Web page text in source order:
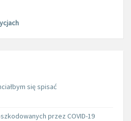
się spisać
przez COVID-19